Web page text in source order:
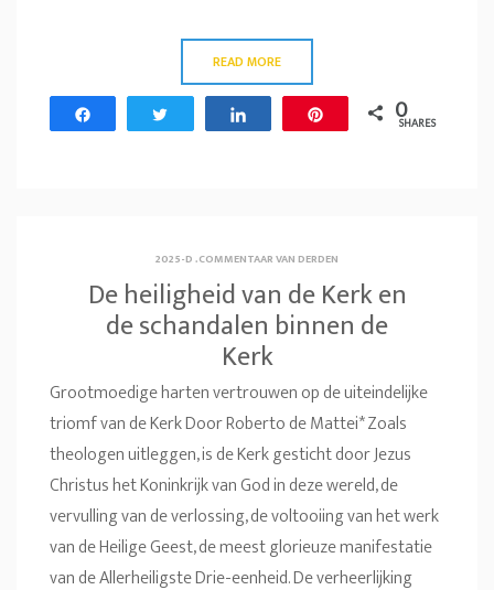
READ MORE
0
SHARES
2025-D.COMMENTAAR VAN DERDEN
De heiligheid van de Kerk en
de schandalen binnen de
Kerk
Grootmoedige harten vertrouwen op de uiteindelijke
triomf van de Kerk Door Roberto de Mattei* Zoals
theologen uitleggen, is de Kerk gesticht door Jezus
Christus het Koninkrijk van God in deze wereld, de
vervulling van de verlossing, de voltooiing van het werk
van de Heilige Geest, de meest glorieuze manifestatie
van de Allerheiligste Drie-eenheid. De verheerlijking